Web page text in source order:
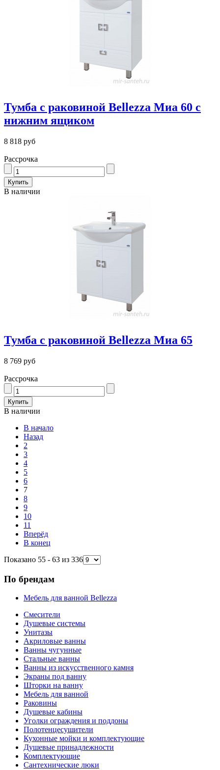
Тумба с раковиной Bellezza Миа 60 с
нижним ящиком
8 818 руб
Рассрочка
В наличии
Тумба с раковиной Bellezza Миа 65
8 769 руб
Рассрочка
В наличии
В начало
Назад
2
3
4
5
6
7
8
9
10
11
Вперёд
В конец
Показано 55 - 63 из 336
По брендам
Мебель для ванной Bellezza
Смесители
Душевые системы
Унитазы
Акриловые ванны
Ванны чугунные
Стальные ванны
Ванны из искусственного камня
Экраны под ванну
Шторки на ванну
Мебель для ванной
Раковины
Душевые кабины
Уголки ограждения и поддоны
Полотенцесушители
Кухонные мойки и комплектующие
Душевые принадлежности
Комплектующие
Сантехнические люки